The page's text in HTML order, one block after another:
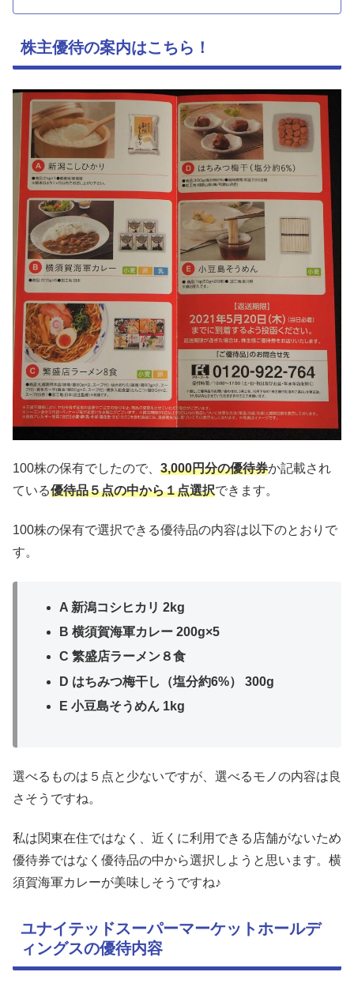
株主優待の案内はこちら！
100株の保有でしたので、 3,000円分の優待券か記載され
ている優待品５点の中から１点選択できます。
100株の保有で選択できる優待品の内容は以下のとおりで
す。
A 新潟コシヒカリ 2kg
B 横須賀海軍カレー 200g×5
C 繁盛店ラーメン８食
D はちみつ梅干し（塩分約6%） 300g
E 小豆島そうめん 1kg
選べるものは５点と少ないですが、選べるモノの内容は良
さそうですね。
私は関東在住ではなく、近くに利用できる店舗がないため
優待券ではなく優待品の中から選択しようと思います。横
須賀海軍カレーが美味しそうですね♪
ユナイテッドスーパーマーケットホールデ
ィングスの優待内容